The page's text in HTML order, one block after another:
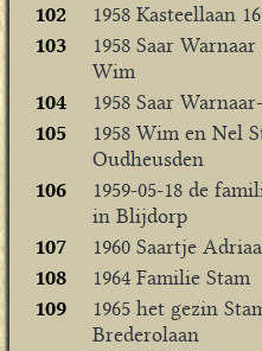
102
1958 Kasteellaan 16
103
1958 Saar
Wim
104
1958 Saar
105
1958 Wim en Nel
Oudheusden
106
1959-05-18 de
in Blijdorp
107
1960 Saartje
108
1964 Familie Stam
109
1965 het gezin
Brederolaan